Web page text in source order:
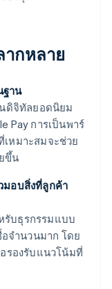
ากหลาย
ฐาน
นดิจิทัลยอดนิยม
Pay การเป็นพาร์
เหมาะสมจะช่วย
ขึ้น
มอบสิ่งที่ลูกค้า
รับธุรกรรมแบบ
จำนวนมาก โดย
รองรับแนวโน้มที่